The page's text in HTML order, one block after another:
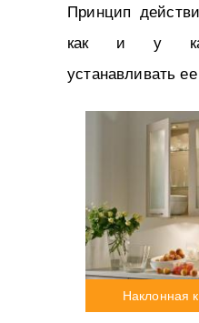
Принцип
как и у
устанавливать
Наклонная